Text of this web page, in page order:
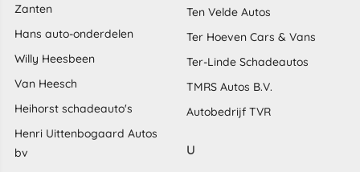
Zanten
Hans auto-onderdelen
Willy Heesbeen
Van Heesch
Heihorst schadeauto's
Henri Uittenbogaard Autos
bv
Ten Velde Autos
Ter Hoeven Cars & Vans
Ter-Linde Schadeautos
TMRS Autos B.V.
Autobedrijf TVR
U